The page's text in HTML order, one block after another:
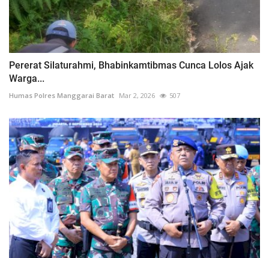
Pererat Silaturahmi, Bhabinkamtibmas Cunca Lolos Ajak
Warga...
Humas Polres Manggarai Barat Mar 2, 2026 507